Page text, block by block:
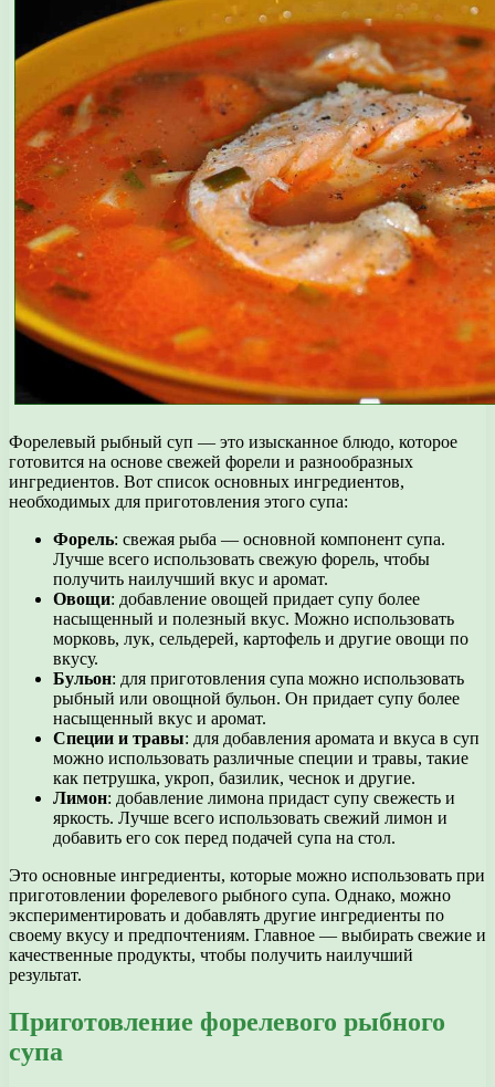
Форелевый рыбный суп — это изысканное блюдо, которое
готовится на основе свежей форели и разнообразных
ингредиентов. Вот список основных ингредиентов,
необходимых для приготовления этого супа:
Форель: свежая рыба — основной компонент супа.
Лучше всего использовать свежую форель, чтобы
получить наилучший вкус и аромат.
Овощи: добавление овощей придает супу более
насыщенный и полезный вкус. Можно использовать
морковь, лук, сельдерей, картофель и другие овощи по
вкусу.
Бульон: для приготовления супа можно использовать
рыбный или овощной бульон. Он придает супу более
насыщенный вкус и аромат.
Специи и травы: для добавления аромата и вкуса в суп
можно использовать различные специи и травы, такие
как петрушка, укроп, базилик, чеснок и другие.
Лимон: добавление лимона придаст супу свежесть и
яркость. Лучше всего использовать свежий лимон и
добавить его сок перед подачей супа на стол.
Это основные ингредиенты, которые можно использовать при
приготовлении форелевого рыбного супа. Однако, можно
экспериментировать и добавлять другие ингредиенты по
своему вкусу и предпочтениям. Главное — выбирать свежие и
качественные продукты, чтобы получить наилучший
результат.
Приготовление форелевого рыбного
супа